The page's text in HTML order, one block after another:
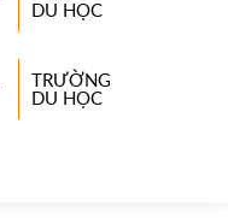
DU HỌC
TRƯỜNG
DU HỌC